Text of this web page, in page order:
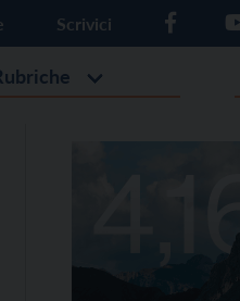
Scrivici